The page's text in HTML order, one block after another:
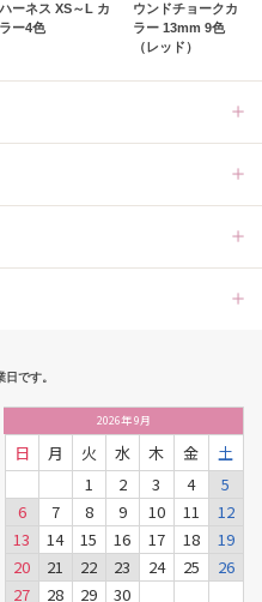
ハーネス XS～L カ
ラー4色
ウンドチョークカ
ラー 13mm 9色
（レッド）
です。
2026年9月
日 月 火 水 木 金
土
1
2 3 4
5
6
7 8 9 10 11
12
13
14 15 16 17 18
19
20
21 22 23 24 25
26
27
28 29 30